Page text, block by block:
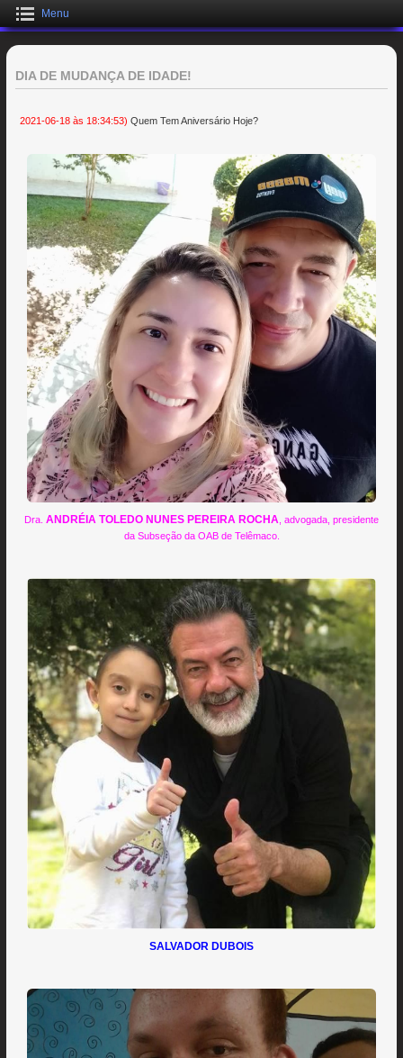
Menu
DIA DE MUDANÇA DE IDADE!
2021-06-18 às 18:34:53) Quem Tem Aniversário Hoje?
Dra. ANDRÉIA TOLEDO NUNES PEREIRA ROCHA , advogada, presidente
da Subseção da OAB de Telêmaco.
SALVADOR DUBOIS